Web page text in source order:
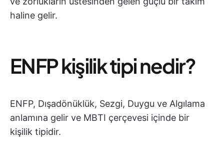
haline gelir.
ENFP kişilik tipi nedir?
ENFP, Dışadönüklük, Sezgi, Duygu ve Algılama
anlamına gelir ve MBTI çerçevesi içinde bir
kişilik tipidir.